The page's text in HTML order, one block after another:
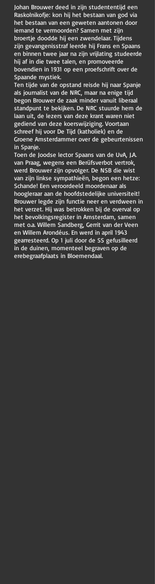
Johan Brouwer deed in zijn studententijd een
Raskolnikofje: kon hij het bestaan van god via
het bestaan van een geweten aantonen door
iemand te vermoorden? Samen met zijn
broertje doodde hij een zwendelaar. Tijdens
zijn gevangenisstraf leerde hij Frans en Spaans
en binnen twee jaar na zijn vrijlating studeerde
hij af in die twee talen, en promoveerde
bovendien in 1931 op een proefschrift over de
Spaande mystiek.
Ten tijde van de opstand reisde hij naar Spanje
als journalist van de NRC, maar na enige tijd
begon Brouwer de zaak minder vanuit liberaal
standpunt te bekijken. De NRC stuurde hem de
laan uit, de lezers van deze krant waren niet
gediend van deze koerswijziging. Voortaan
schreef hij voor De Tijd (katholiek) en de
Groene Amsterdammer over de gebeurtenissen
in Spanje.
Toen de Joodse lector Spaans van de UvA, J.A.
van Praag, wegens een Berüfsverbot vertrok,
werd Brouwer zijn opvolger. De NSB die wist
van zijn linkse sympathieën, begon een hetze:
Schande! Een veroordeeld moordenaar als
hoogleraar aan de hoofdstedelijke universiteit!
Brouwer legde zijn functie neer en verdween in
het verzet. Hij was betrokken bij de overval op
het bevolkingsregister in Amsterdam, samen
met o.a. Willem Sandberg, Gerrit van der Veen
en Willem Arondéus. En werd in april 1943
gearresteerd. Op 1 juli door de SS gefusilleerd
in de duinen, momenteel begraven op de
erebegraafplaats in Bloemendaal.